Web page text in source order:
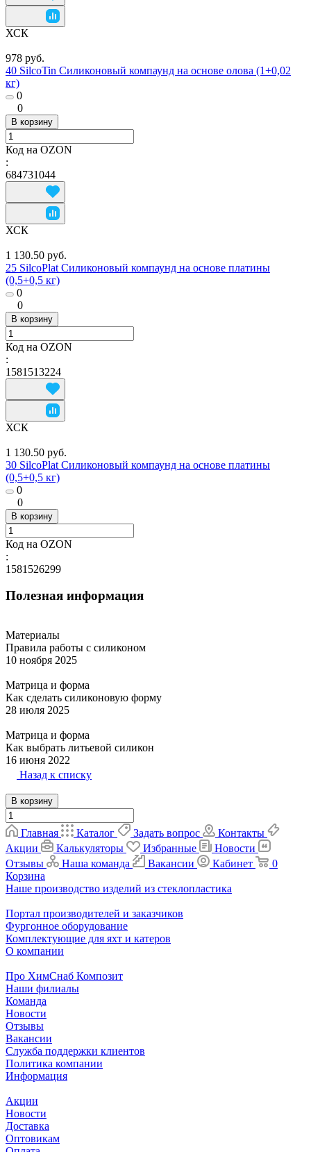
ХСК
978 руб.
40 SilcoTin Силиконовый компаунд на основе олова (1+0,02
кг)
0
0
В корзину
Код на OZON
:
684731044
ХСК
1 130.50 руб.
25 SilcoPlat Силиконовый компаунд на основе платины
(0,5+0,5 кг)
0
0
В корзину
Код на OZON
:
1581513224
ХСК
1 130.50 руб.
30 SilcoPlat Силиконовый компаунд на основе платины
(0,5+0,5 кг)
0
0
В корзину
Код на OZON
:
1581526299
Полезная информация
Материалы
Правила работы с силиконом
10 ноября 2025
Матрица и форма
Как сделать силиконовую форму
28 июля 2025
Матрица и форма
Как выбрать литьевой силикон
16 июня 2022
Назад к списку
В корзину
Главная Каталог Задать вопрос
Контакты
Акции
Калькуляторы Избранные
Новости
Отзывы
Наша команда Вакансии Кабинет
0
Корзина
Наше производство изделий из стеклопластика
Портал производителей и заказчиков
Фургонное оборудование
Комплектующие для яхт и катеров
О компании
Про ХимСнаб Композит
Наши филиалы
Команда
Новости
Отзывы
Вакансии
Служба поддержки клиентов
Политика компании
Информация
Акции
Новости
Доставка
Оптовикам